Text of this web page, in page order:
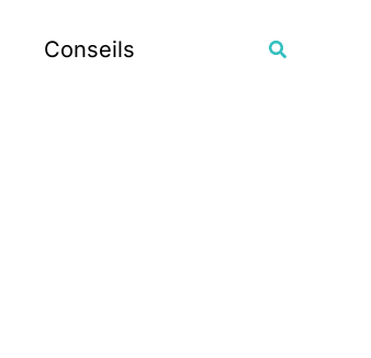
Conseils